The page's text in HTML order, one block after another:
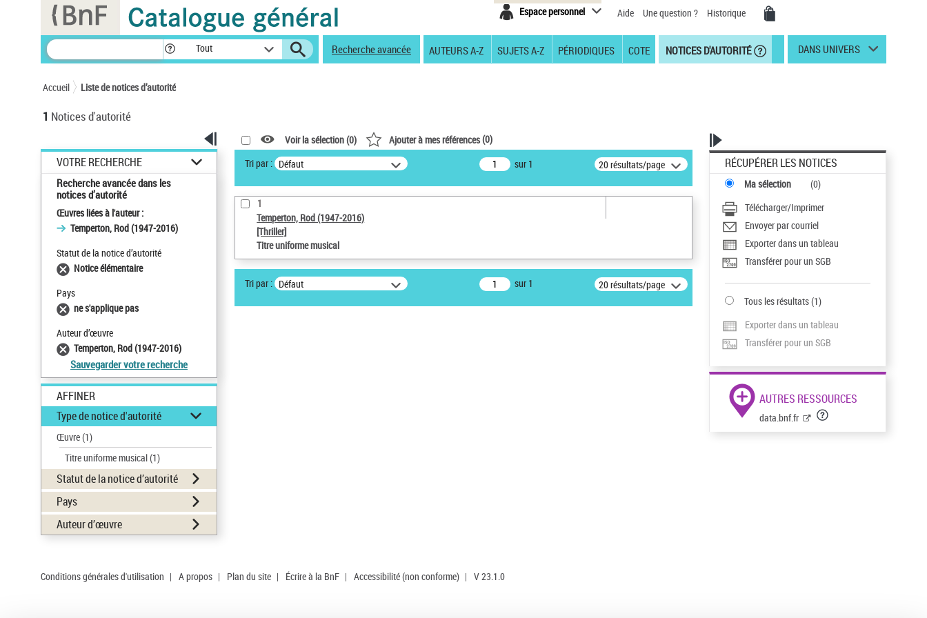
Espace personnel Aide Une question ? Historique
Tout Recherche avancée AUTEURS A-Z SUJETS A-Z PÉRIODIQUES COTE NOTICES D'AUTORITÉ DANS UNIVERS
Accueil Liste de notices d’autorité
1 Notices d'autorité
VOTRE RECHERCHE
Recherche avancée dans les
notices d’autorité
Œuvres liées à l'auteur :
Temperton, Rod (1947-2016)
Statut de la notice d’autorité
Notice élémentaire
Pays
ne s'applique pas
Auteur d’œuvre
Temperton, Rod (1947-2016)
Sauvegarder votre recherche
AFFINER
Type de notice d'autorité
Œuvre(1)
Titre uniforme musical(1)
Statut de la notice d’autorité
Pays
Auteur d’œuvre
Voir la sélection (0) Ajouter à mes références(0)
Tri par : Défaut sur 1 20 résultats/page
1
Temperton, Rod (1947-2016)
[Thriller]
Titre uniforme musical
Tri par : Défaut sur 1 20 résultats/page
RÉCUPÉRER LES NOTICES
Ma sélection (0)
Télécharger/Imprimer
Envoyer par courriel
Exporter dans un tableau
Transférer pour un SGB
Tous les résultats(1)
Exporter dans un tableau
Transférer pour un SGB
AUTRES RESSOURCES
data.bnf.fr
Conditions générales d'utilisation | A propos | Plan du site | Écrire à la BnF | Accessibilité (non conforme) | V 23.1.0
Panneau de gestion des cookies